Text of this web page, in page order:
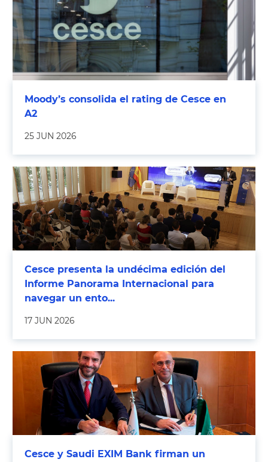
Moody’s consolida el rating de Cesce en
A2
25 JUN 2026
Cesce presenta la undécima edición del
Informe Panorama Internacional para
navegar un ento...
17 JUN 2026
Cesce y Saudi EXIM Bank firman un